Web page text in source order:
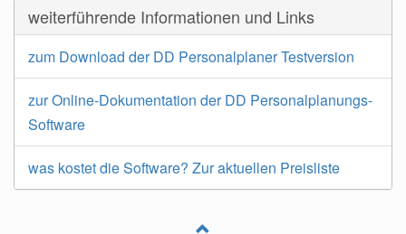
weiterführende Informationen und Links
zum Download der DD Personalplaner Testversion
zur Online-Dokumentation der DD Personalplanungs-
Software
was kostet die Software? Zur aktuellen Preisliste